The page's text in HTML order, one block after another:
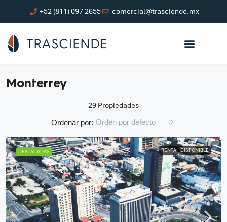
+52 (811) 097 2655 comercial@trasciende.mx
Monterrey
29 Propiedades
Ordenar por: Orden por defecto
DESTACADAS RENTA DISPONIBLE